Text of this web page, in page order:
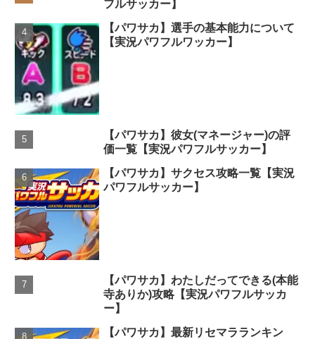
フルサッカー】
【パワサカ】選手の基本能力について
【実況パワフルワッカー】
【パワサカ】彼女(マネージャー)の評
価一覧【実況パワフルサッカー】
【パワサカ】サクセス攻略一覧【実況
パワフルサッカー】
【パワサカ】わたしだってできる(本能
寺ありか)攻略【実況パワフルサッカ
ー】
【パワサカ】最新リセマラランキン